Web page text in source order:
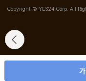
Copyright © YES24 Corp. All